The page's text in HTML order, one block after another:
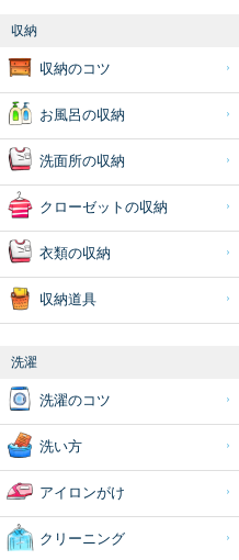
収納
収納のコツ
お風呂の収納
洗面所の収納
クローゼットの収納
衣類の収納
収納道具
洗濯
洗濯のコツ
洗い方
アイロンがけ
クリーニング